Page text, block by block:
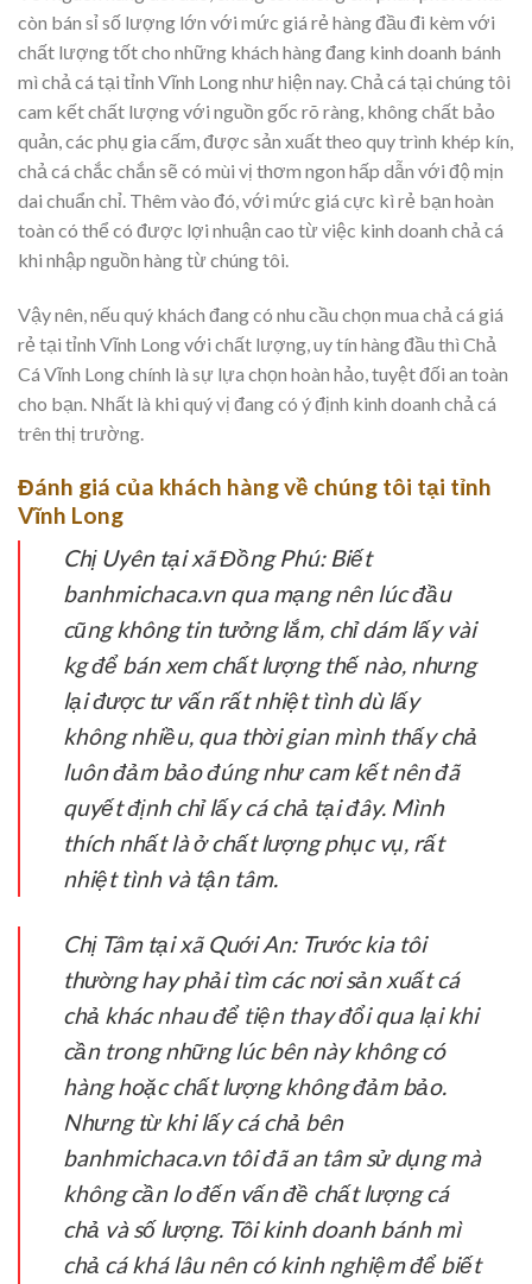
còn bán sỉ số lượng lớn với mức giá rẻ hàng đầu đi kèm với
chất lượng tốt cho những khách hàng đang kinh doanh bánh
mì chả cá tại tỉnh Vĩnh Long như hiện nay. Chả cá tại chúng tôi
cam kết chất lượng với nguồn gốc rõ ràng, không chất bảo
quản, các phụ gia cấm, được sản xuất theo quy trình khép kín,
chả cá chắc chắn sẽ có mùi vị thơm ngon hấp dẫn với độ mịn
dai chuẩn chỉ. Thêm vào đó, với mức giá cực kì rẻ bạn hoàn
toàn có thể có được lợi nhuận cao từ việc kinh doanh chả cá
khi nhập nguồn hàng từ chúng tôi.
Vậy nên, nếu quý khách đang có nhu cầu chọn mua chả cá giá
rẻ tại tỉnh Vĩnh Long với chất lượng, uy tín hàng đầu thì Chả
Cá Vĩnh Long chính là sự lựa chọn hoàn hảo, tuyệt đối an toàn
cho bạn. Nhất là khi quý vị đang có ý định kinh doanh chả cá
trên thị trường.
Đánh giá của khách hàng về chúng tôi tại tỉnh
Vĩnh Long
Chị Uyên tại xã Đồng Phú:Biết
banhmichaca.vn qua mạng nên lúc đầu
cũng không tin tưởng lắm, chỉ dám lấy vài
kg để bán xem chất lượng thế nào, nhưng
lại được tư vấn rất nhiệt tình dù lấy
không nhiều, qua thời gian mình thấy chả
luôn đảm bảo đúng như cam kết nên đã
quyết định chỉ lấy cá chả tại đây. Mình
thích nhất là ở chất lượng phục vụ, rất
nhiệt tình và tận tâm.
Chị Tâm tại xã Quới An:Trước kia tôi
thường hay phải tìm các nơi sản xuất cá
chả khác nhau để tiện thay đổi qua lại khi
cần trong những lúc bên này không có
hàng hoặc chất lượng không đảm bảo.
Nhưng từ khi lấy cá chả bên
banhmichaca.vn tôi đã an tâm sử dụng mà
không cần lo đến vấn đề chất lượng cá
chả và số lượng. Tôi kinh doanh bánh mì
chả cá khá lâu nên có kinh nghiệm để biết